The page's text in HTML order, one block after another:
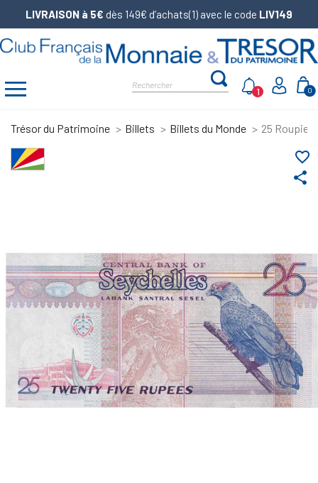
LIVRAISON à 5€ dès 149€ d’achats(1) avec le code LIV149
0
1
Trésor du Patrimoine Billets Billets du Monde 25 Roupies
share
favorite_border